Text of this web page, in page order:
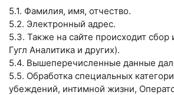
5.1. Фамилия, имя, отчество.
5.2. Электронный адрес.
5.3. Также на сайте происходит
Гугл Аналитика и других).
5.4. Вышеперечисленные данные
5.5. Обработка специальных
убеждений, интимной жизни,